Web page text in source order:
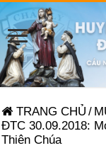
TRANG CHỦ /
ĐTC 30.09.2018:
Thiên Chúa